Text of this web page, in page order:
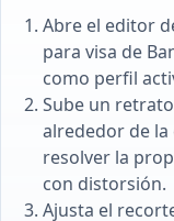
Abre el editor
para visa de
como perfil
Sube un
alrededor de la
resolver la
con distorsión.
Ajusta el